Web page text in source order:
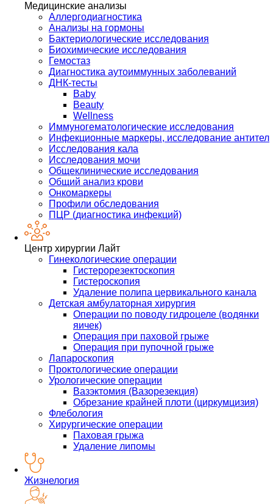
Медицинские анализы
Аллергодиагностика
Анализы на гормоны
Бактериологические исследования
Биохимические исследования
Гемостаз
Диагностика аутоиммунных заболеваний
ДНК-тесты
Baby
Beauty
Wellness
Иммуногематологические исследования
Инфекционные маркеры, исследование антител
Исследования кала
Исследования мочи
Общеклинические исследования
Общий анализ крови
Онкомаркеры
Профили обследования
ПЦР (диагностика инфекций)
Центр хирургии Лайт
Гинекологические операции
Гистерорезектоскопия
Гистероскопия
Удаление полипа цервикального канала
Детская амбулаторная хирургия
Операции по поводу гидроцеле (водянки
яичек)
Операция при паховой грыже
Операция при пупочной грыже
Лапароскопия
Проктологические операции
Урологические операции
Вазэктомия (Вазорезекция)
Обрезание крайней плоти (циркумцизия)
Флебология
Хирургические операции
Паховая грыжа
Удаление липомы
Жизнелогия